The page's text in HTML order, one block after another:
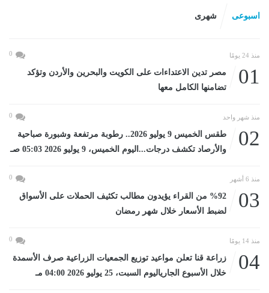
اسبوعى شهرى
منذ 24 يومًا 0
01
مصر تدين الاعتداءات على الكويت والبحرين والأردن وتؤكد
تضامنها الكامل معها
منذ شهر واحد 0
02
طقس الخميس 9 يوليو 2026.. رطوبة مرتفعة وشبورة صباحية
والأرصاد تكشف درجات...اليوم الخميس، 9 يوليو 2026 05:03 صـ
منذ 6 أشهر 0
03
%92 من القراء يؤيدون مطالب تكثيف الحملات على الأسواق
لضبط الأسعار خلال شهر رمضان
منذ 14 يومًا 0
04
زراعة قنا تعلن مواعيد توزيع الجمعيات الزراعية صرف الأسمدة
خلال الأسبوع الجارياليوم السبت، 25 يوليو 2026 04:00 مـ